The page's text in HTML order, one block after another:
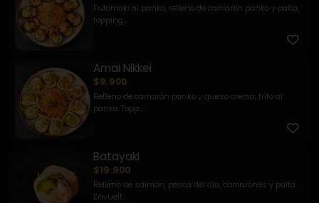
Futomaki al panko, relleno de camarón panko y palta,
topping...
Amai Nikkei
$9.900
Relleno de camarón panko y queso crema, frito al
panko. Topp...
Batayaki
$19.900
Relleno de salmón, pesca del día, camarones y palta.
Envuelt...